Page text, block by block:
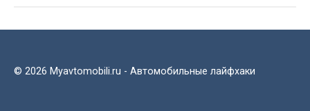
© 2026 Myavtomobili.ru - Автомобильные лайфхаки